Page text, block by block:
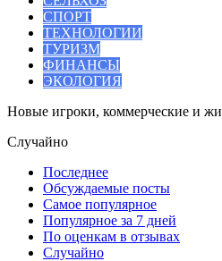
СПОРТ
ТЕХНОЛОГИИ
ТУРИЗМ
ФИНАНСЫ
ЭКОЛОГИЯ
Новые игроки, коммерческие и
Случайно
Последнее
Обсуждаемые посты
Самое популярное
Популярное за 7 дней
По оценкам в отзывах
Случайно